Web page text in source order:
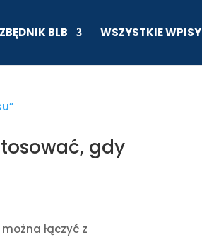
BLB WSZYSTKIE WPISY
gdy
łączyć z